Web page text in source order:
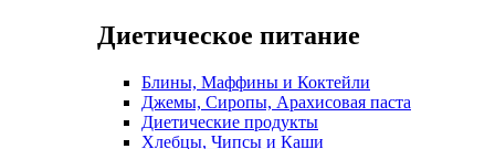
Диетическое питание
Блины, Маффины и Коктейли
Джемы, Сиропы, Арахисовая паста
Диетические продукты
Хлебцы, Чипсы и Каши